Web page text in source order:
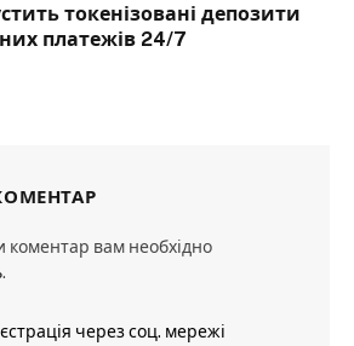
токенізовані депозити
платежів 24/7
коментар вам необхідно
.
через соц. мережі